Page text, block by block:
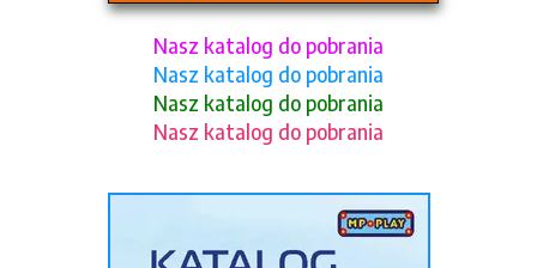
Nasz katalog do pobrania
Nasz katalog do pobrania
Nasz katalog do pobrania
Nasz katalog do pobrania